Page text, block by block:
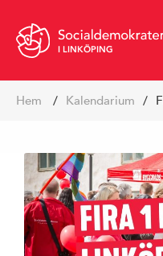
I LINKÖPING
Hem kalendarium